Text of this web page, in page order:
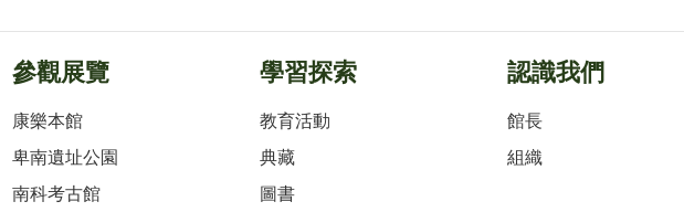
參觀展覽
康樂本館
卑南遺址公園
南科考古館
學習探索
教育活動
典藏
圖書
認識我們
館長
組織